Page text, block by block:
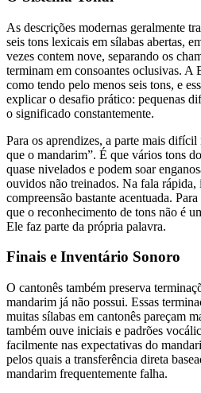
As descrições modernas geralmente
seis tons lexicais em sílabas abertas,
vezes contem nove, separando os
terminam em consoantes oclusivas. A
como tendo pelo menos seis tons, e
explicar o desafio prático: pequenas
o significado constantemente.
Para os aprendizes, a parte mais difícil
que o mandarim”. É que vários tons
quase nivelados e podem soar
ouvidos não treinados. Na fala rápida,
compreensão bastante acentuada.
que o reconhecimento de tons não é
Ele faz parte da própria palavra.
Finais e Inventário Sonoro
O cantonês também preserva
mandarim já não possui. Essas
muitas sílabas em cantonês pareçam
também ouve iniciais e padrões
facilmente nas expectativas do
pelos quais a transferência direta
mandarim frequentemente falha.